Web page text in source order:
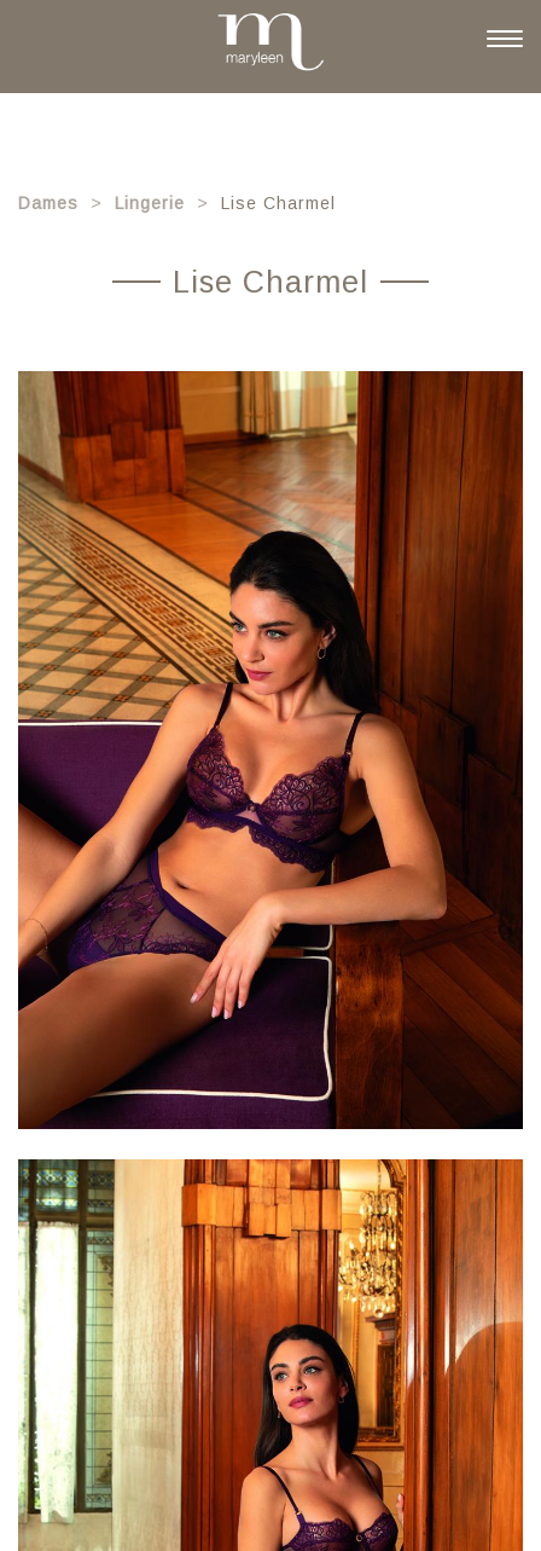
content
Dames Lingerie Lise Charmel
Lise Charmel